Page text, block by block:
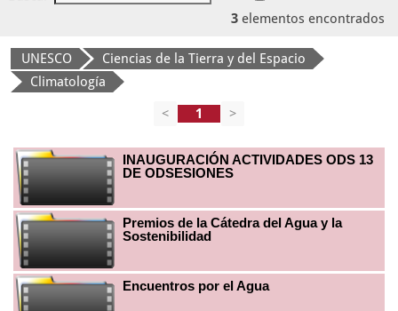
3 elementos encontrados
UNESCO
Ciencias de la Tierra y del Espacio
Climatología
<
>
INAUGURACIÓN ACTIVIDADES ODS 13
DE ODSESIONES
Premios de la Cátedra del Agua y la
Sostenibilidad
Encuentros por el Agua